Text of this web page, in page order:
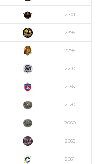
2701
2395
2295
2210
2156
2120
2060
2055
2031